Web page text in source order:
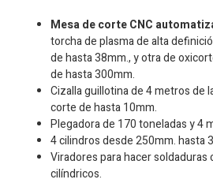
Mesa de corte CNC
torcha de plasma de alta
de hasta 38mm., y otra de
de hasta 300mm.
Cizalla guillotina de 4 metros de
corte de hasta 10mm.
Plegadora de 170 toneladas y 4
4 cilindros desde 250mm. hasta
Viradores para hacer
cilíndricos.